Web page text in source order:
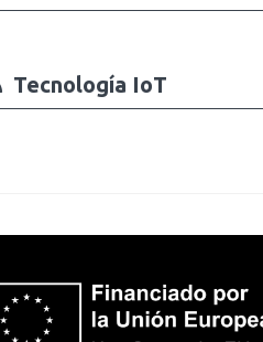
Tecnología IoT